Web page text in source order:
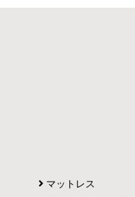
マットレス